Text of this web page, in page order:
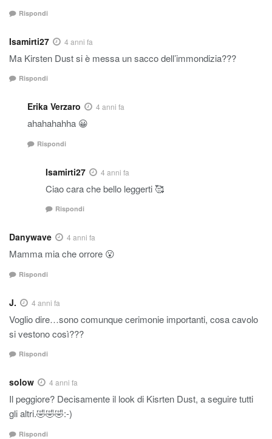
Rispondi
Isamirti27 4 anni fa
Ma Kirsten Dust si è messa un sacco dell’immondizia???
Rispondi
Erika Verzaro 4 anni fa
ahahahahha 😀
Rispondi
Isamirti27 4 anni fa
Ciao cara che bello leggerti 🥰
Rispondi
Danywave 4 anni fa
Mamma mia che orrore 😮
Rispondi
J. 4 anni fa
Voglio dire…sono comunque cerimonie importanti, cosa cavolo
si vestono così???
Rispondi
solow 4 anni fa
Il peggiore? Decisamente il look di Kisrten Dust, a seguire tutti
gli altri.🤣🤣🤣:-)
Rispondi